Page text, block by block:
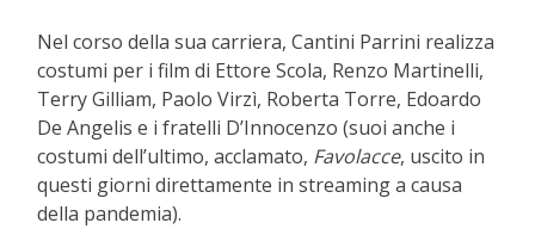
Nel corso della sua carriera, Cantini Parrini realizza
costumi per i film di Ettore Scola, Renzo Martinelli,
Terry Gilliam, Paolo Virzì, Roberta Torre, Edoardo
De Angelis e i fratelli D’Innocenzo (suoi anche i
costumi dell’ultimo, acclamato, Favolacce, uscito in
questi giorni direttamente in streaming a causa
della pandemia).